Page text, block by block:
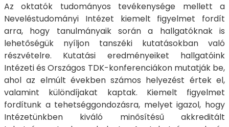
Az oktatók tudományos tevékenysége mellett a
Neveléstudományi Intézet kiemelt figyelmet fordít
arra, hogy tanulmányaik során a hallgatóknak is
lehetőségük nyíljon tanszéki kutatásokban való
részvételre. Kutatási eredményeiket hallgatóink
Intézeti és Országos TDK-konferenciákon mutatják be,
ahol az elmúlt években számos helyezést értek el,
valamint különdíjakat kaptak. Kiemelt figyelmet
fordítunk a tehetséggondozásra, melyet igazol, hogy
Intézetünkben kiváló minősítésű akkreditált